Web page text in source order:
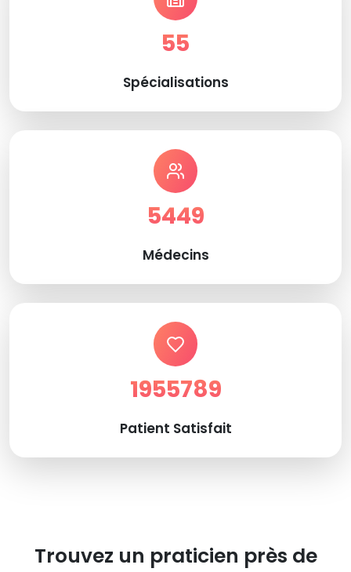
55
Spécialisations
5449
Médecins
1955789
Patient Satisfait
Trouvez un praticien près de